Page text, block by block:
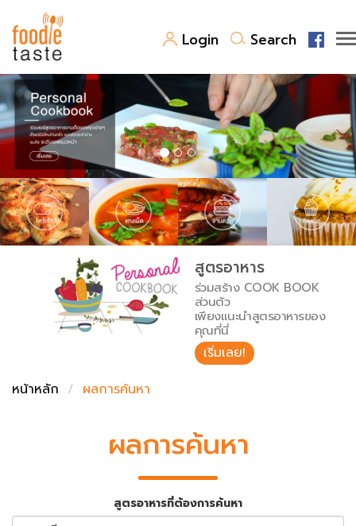
Login Search
สูตรอาหาร
สูตรอาหารล่าสุด
Top Foodie
พาไปชิม
สารพันก้นครัว
เคล็ดลับน่ารู้
เปรียบเทียบหน่วยการตวง
เปรียบเทียบอุณหภูมิ
เปรียบเทียบน้ำหนักวัตถุดิบ
FoodPedia
สร้าง Cookbook
สูตรอาหาร
ร่วมสร้าง COOK BOOK
ส่วนตัว
เพียงแนะนำสูตรอาหารของ
คุณที่นี่
เริ่มเลย!
หน้าหลัก
ผลการค้นหา
ผลการค้นหา
สูตรอาหารที่ต้องการค้นหา